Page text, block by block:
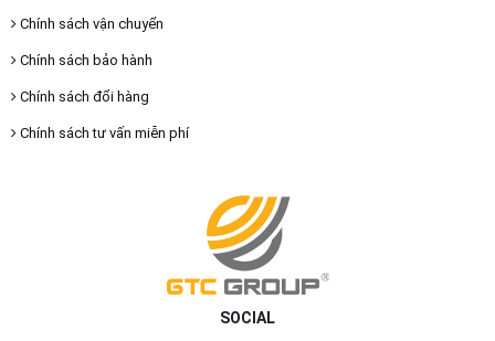
Chính sách vận chuyển
Chính sách bảo hành
Chính sách đổi hàng
Chính sách tư vấn miễn phí
SOCIAL